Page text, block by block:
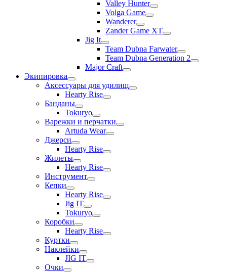
Valley Hunter
Volga Game
Wanderer
Zander Game XT
Jig It
Team Dubna Farwater
Team Dubna Generation 2
Major Craft
Экипировка
Аксессуары для удилищ
Hearty Rise
Банданы
Tokuryo
Варежки и перчатки
Artuda Wear
Джерси
Hearty Rise
Жилеты
Hearty Rise
Инструмент
Кепки
Hearty Rise
Jig IT
Tokuryo
Коробки
Hearty Rise
Куртки
Наклейки
JIG IT
Очки